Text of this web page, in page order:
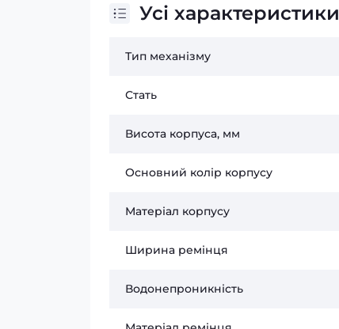
Усі характеристики
Тип механізму
Стать
Висота корпуса, мм
Основний колір корпусу
Матеріал корпусу
Ширина ремінця
Водонепроникність